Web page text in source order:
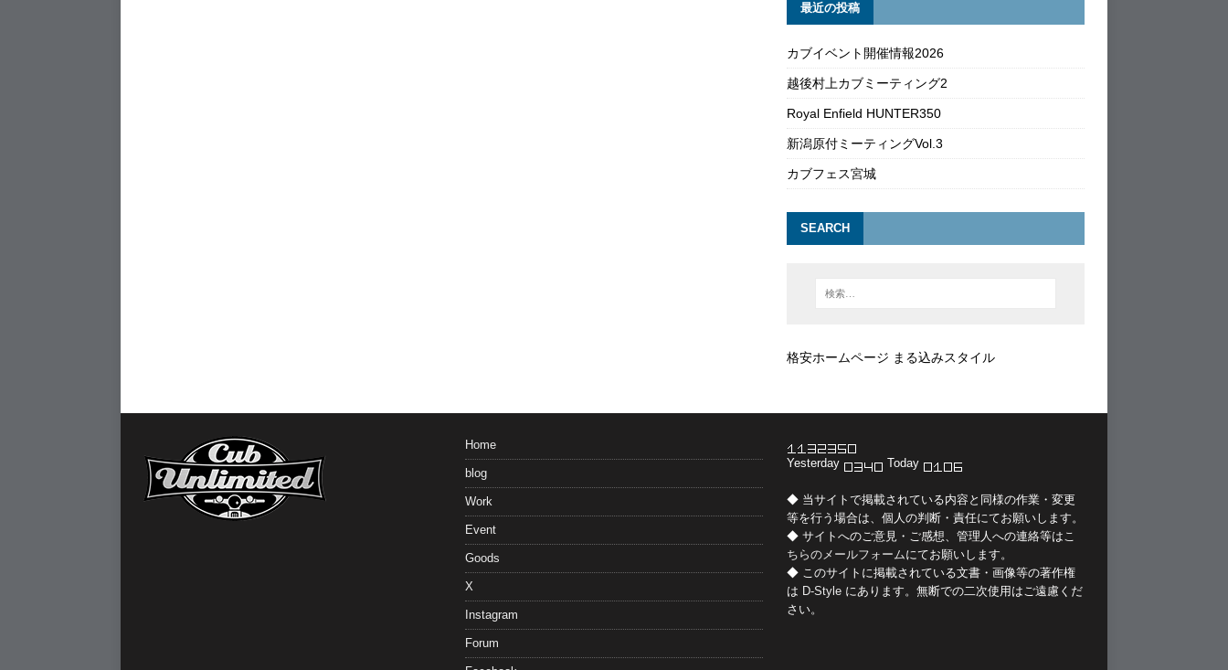
最近の投稿
カブイベント開催情報2026
越後村上カブミーティング2
Royal Enfield HUNTER350
新潟原付ミーティングVol.3
カブフェス宮城
SEARCH
格安ホームページ まる込みスタイル
Home
blog
Work
Event
Goods
X
Instagram
Forum
Yesterday Today
◆ 当サイトで掲載されている内容と同様の作業・変更
等を行う場合は、個人の判断・責任にてお願いします。
◆ サイトへのご意見・ご感想、管理人への連絡等は こ
ちらのメールフォームにてお願いします。
◆ このサイトに掲載されている文書・画像等の著作権
は D-Styleにあります。無断での二次使用はご遠慮くだ
さい。